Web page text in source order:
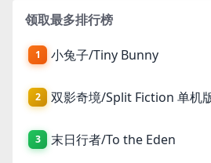
领取最多排行榜
1 小兔子/Tiny Bunny
2 双影奇境/Split
3 末日行者/To the Eden